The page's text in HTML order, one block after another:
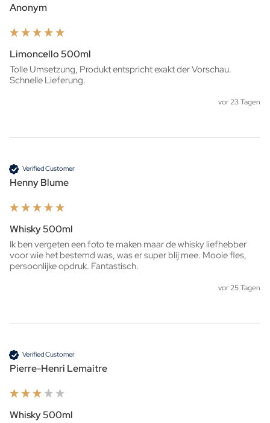
Anonym
Limoncello 500ml
Tolle Umsetzung, Produkt entspricht exakt der Vorschau.
Schnelle Lieferung.
vor 23 Tagen
Verified Customer
Henny Blume
Whisky 500ml
Ik ben vergeten een foto te maken maar de whisky liefhebber
voor wie het bestemd was, was er super blij mee. Mooie fles,
persoonlijke opdruk. Fantastisch.
vor 25 Tagen
Verified Customer
Pierre-Henri Lemaitre
Whisky 500ml